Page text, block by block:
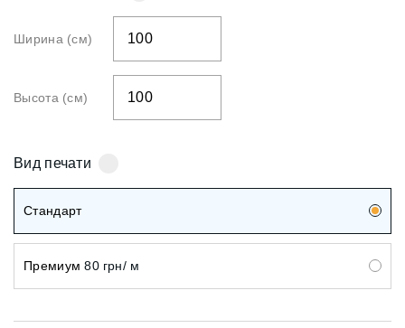
Ширина (см)
Высота (см)
Вид печати
Стандарт
Премиум 80 грн/ м